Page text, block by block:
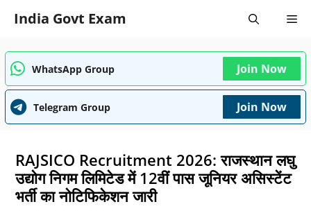
India Govt Exam
WhatsApp Group Join Now
Telegram Group Join Now
RAJSICO Recruitment 2026: राजस्थान लघु
उद्योग निगम लिमिटेड में 12वीं पास जूनियर असिस्टेंट
भर्ती का नोटिफिकेशन जारी